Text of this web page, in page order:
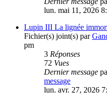
lun. mai 11, 2026
Lupin III La lignée
Fichier(s) joint(s) par
pm
3 Réponses
72 Vues
Dernier message
message
lun. avr. 27, 2026